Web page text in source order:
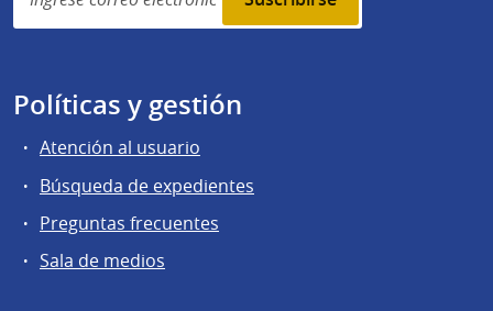
Políticas y gestión
Atención al usuario
Búsqueda de expedientes
Preguntas frecuentes
Sala de medios